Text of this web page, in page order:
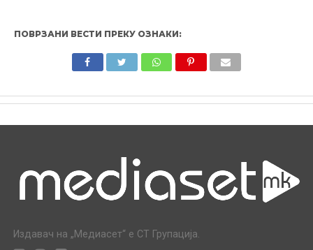
ПОВРЗАНИ ВЕСТИ ПРЕКУ ОЗНАКИ:
Издавач на „Медиасет“ е СТ Групација.